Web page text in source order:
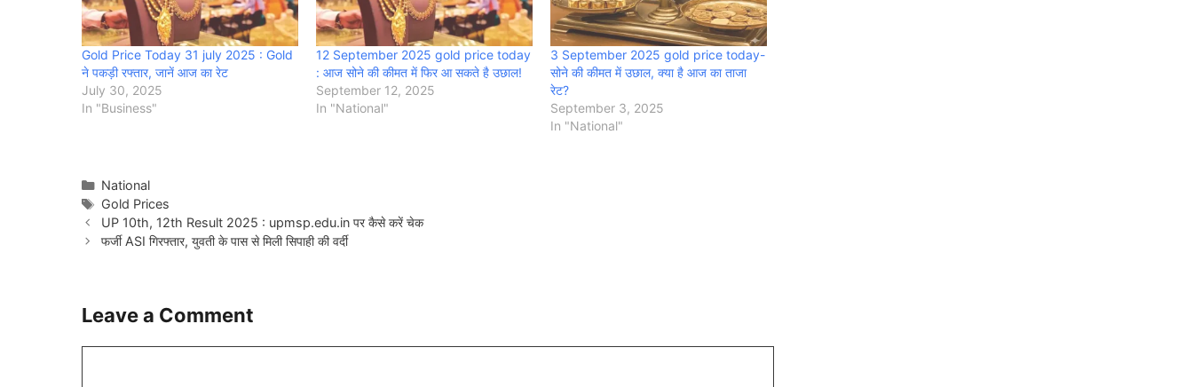
Gold Price Today 31 july 2025 : Gold
ने पकड़ी रफ्तार, जानें आज का रेट
July 30, 2025
In "Business"
12 September 2025 gold price today
: आज सोने की कीमत में फिर आ सकते है उछाल!
September 12, 2025
In "National"
3 September 2025 gold price today-
सोने की कीमत में उछाल, क्या है आज का ताजा
रेट?
September 3, 2025
In "National"
Categories
National
Tags
Gold Prices
UP 10th, 12th Result 2025 : upmsp.edu.in पर कैसे करें चेक
फर्जी ASI गिरफ्तार, युवती के पास से मिली सिपाही की वर्दी
Leave a Comment